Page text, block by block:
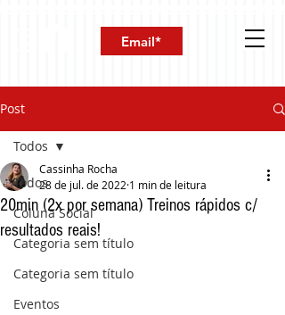
Post
Todos
Coluna Social
Categoria sem título
Categoria sem título
Eventos
Todos
20min (2x por semana) Treinos rápidos c/
resultados reais!
Cassinha Rocha
28 de jul. de 2022 1 min de leitura